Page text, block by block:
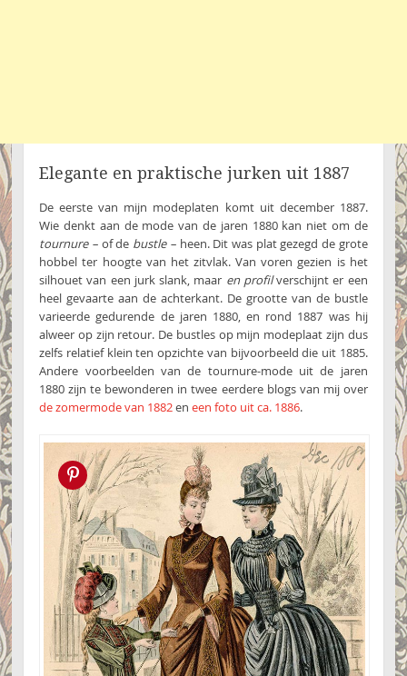
Elegante en praktische jurken uit 1887
De eerste van mijn modeplaten komt uit december 1887.
Wie denkt aan de mode van de jaren 1880 kan niet om de
tournure –of de bustle –heen. Dit was plat gezegd de grote
hobbel ter hoogte van het zitvlak. Van voren gezien is het
silhouet van een jurk slank, maar en profilverschijnt er een
heel gevaarte aan de achterkant. De grootte van de bustle
varieerde gedurende de jaren 1880, en rond 1887 was hij
alweer op zijn retour. De bustles op mijn modeplaat zijn dus
zelfs relatief klein ten opzichte van bijvoorbeeld die uit 1885.
Andere voorbeelden van de tournure-mode uit de jaren
1880 zijn te bewonderen in twee eerdere blogs van mij over
de zomermode van 1882eneen foto uit ca. 1886.
Pin this!